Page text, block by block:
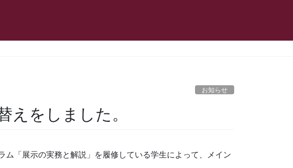
お知らせ
えをしました。
ム「展示の実務と解説」を履修している学生によって、メイン